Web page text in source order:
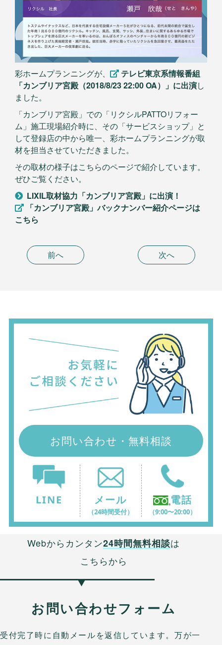
彩ホームプランニングが、
テレビ東京系情報番組
「カンブリア宮殿（2018/8/23 22:00 OA）」に出演し
ました。
「カンブリア宮殿」での「リクシルPATTOリフォー
ム」施工現場紹介時に、その「サービスショップ」と
して登録店の中から唯一、彩ホームプランニングが取
材を担当させていただきました。
その取材の様子はこちらのページで紹介しています。
ぜひご覧ください。
LIXIL取材協力「カンブリア宮殿」に出演！
「カンブリア宮殿」バックナンバー紹介ページは
こちら
前へ 次へ
お問い合わせ・無料相談
LINE メール
（24時間受付）
電話
（9:00〜20:00）
Webからカンタン24時間無料相談は
こちらから
お問い合わせフォーム
受付完了時に自動メールを返信しています。万が一